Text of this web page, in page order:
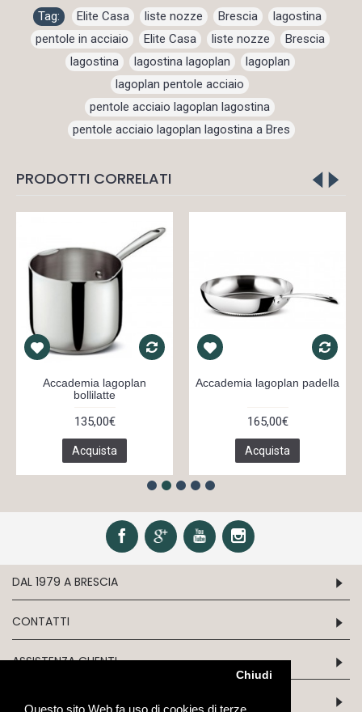
Chiudi
Tag: Elite Casa liste nozze Brescia lagostina
pentole in acciaio , Elite Casa , liste nozze , Brescia ,
lagostina , lagostina lagoplan , lagoplan ,
lagoplan pentole acciaio
pentole acciaio lagoplan lagostina
pentole acciaio lagoplan lagostina a Bres
PRODOTTI CORRELATI
Accademia lagoplan
bollilatte
135,00€
Acquista
Accademia lagoplan padella
165,00€
Acquista
DAL 1979 A BRESCIA
CONTATTI
ASSISTENZA CLIENTI
INFORMATION